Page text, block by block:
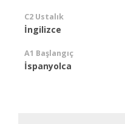
C2 Ustalık
İngilizce
A1 Başlangıç
İspanyolca